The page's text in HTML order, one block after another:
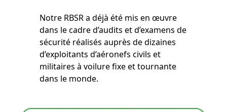
Notre RBSR a déjà été mis en œuvre
dans le cadre d’audits et d’examens de
sécurité réalisés auprès de dizaines
d’exploitants d’aéronefs civils et
militaires à voilure fixe et tournante
dans le monde.